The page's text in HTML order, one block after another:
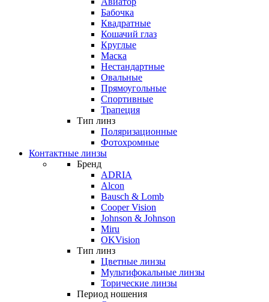
Бабочка
Квадратные
Кошачий глаз
Круглые
Маска
Нестандартные
Овальные
Прямоугольные
Спортивные
Трапеция
Тип линз
Поляризационные
Фотохромные
Контактные линзы
Бренд
ADRIA
Alcon
Bausch & Lomb
Cooper Vision
Johnson & Johnson
Miru
OKVision
Тип линз
Цветные линзы
Мультифокальные линзы
Торические линзы
Период ношения